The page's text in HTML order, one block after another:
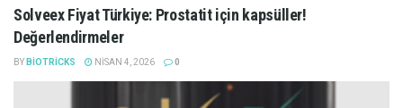
Solveex Fiyat Türkiye: Prostatit için kapsüller!
Değerlendirmeler
BY BIOTRICKS NISAN 4, 2026 0